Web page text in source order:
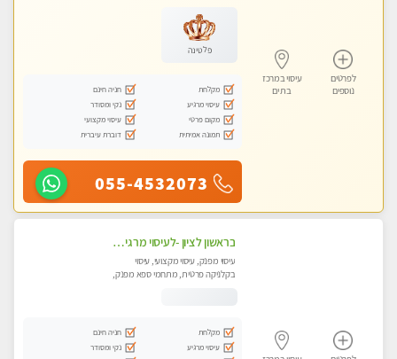
לפרטים
נוספים
עיסוי במרכז
בת ים
פלטינה
מקלחת
חניה חינם
עיסוי מרגיע
נקי ומסודר
מקום פרטי
עיסוי מקצועי
תמונה אמיתית
דוברת עיברית
055-4532073
בראשון לציון -לעיסוי מרגיע ומפנק VIP-מומלץ לחלוטין! פרטי! ​​​​​​ Highly recommended
עיסוי מפנק, עיסוי מקצועי, עיסוי
בקלניקה פרטית, מתחמי ספא מפנק,
מקלחת
חניה חינם
עיסוי מרגיע
נקי ומסודר